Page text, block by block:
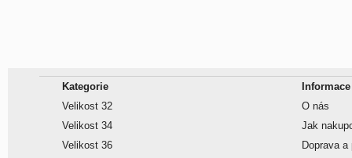
Kategorie
Velikost 32
Velikost 34
Velikost 36
Informace
O nás
Jak
Doprava a